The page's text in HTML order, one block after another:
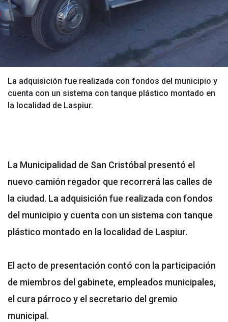
La adquisición fue realizada con fondos del municipio y
cuenta con un sistema con tanque plástico montado en
la localidad de Laspiur.
La Municipalidad de San Cristóbal presentó el
nuevo camión regador que recorrerá las calles de
la ciudad. La adquisición fue realizada con fondos
del municipio y cuenta con un sistema con tanque
plástico montado en la localidad de Laspiur.
El acto de presentación contó con la participación
de miembros del gabinete, empleados municipales,
el cura párroco y el secretario del gremio
municipal.